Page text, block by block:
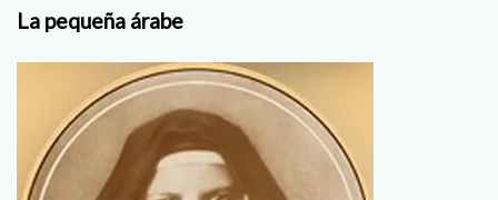
La pequeña árabe